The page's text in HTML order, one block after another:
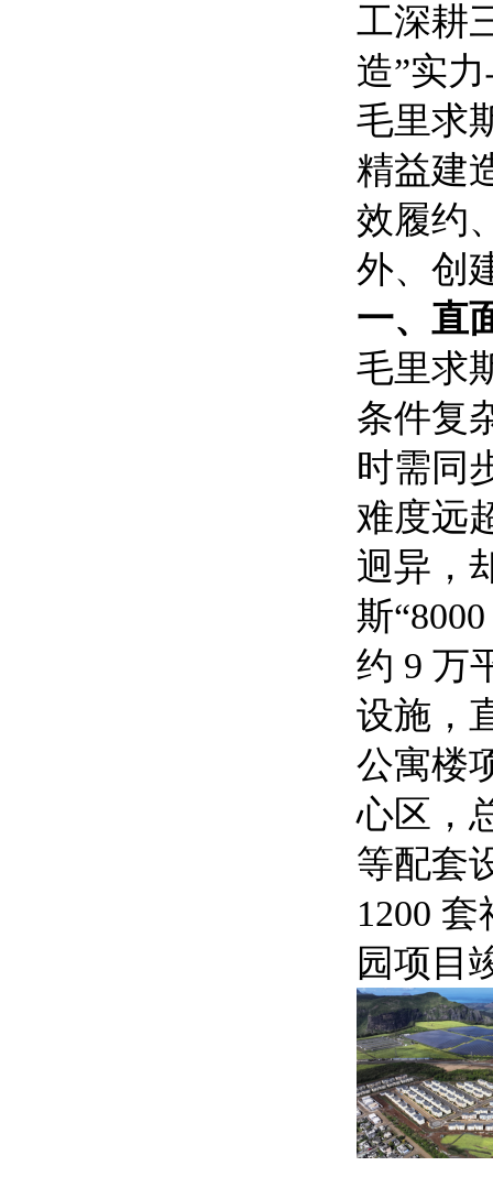
工深耕
造”实
毛里求
精益建
效履约
外、创
一、直
毛里求
条件复
时需同
难度远
迥异，
斯
约 9 万
设施，
公寓楼
心区，
等配套
1200
园项目